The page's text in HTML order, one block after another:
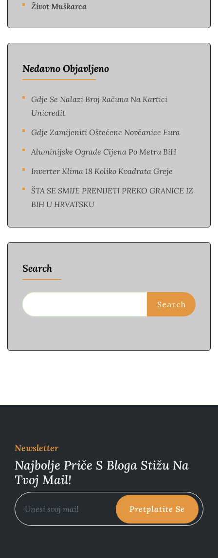
Život Muškarca
Nedavno Objavljeno
Gdje Se Nalazi Broj Računa Na Kartici
Unicredit
Gdje Zamijeniti Oštećene Novčanice Eura​
Aluminijske Ograde Cijena Po Metru BiH
Inverter Klima 18 Koliko Kvadrata Greje
ŠTA SE SMIJE PRENIJETI PREKO GRANICE IZ
BIH U HRVATSKU
Search
Search
Newsletter
Najbolje Priče S Bloga Stižu Na
Tvoj Mail!
Pretplatite Se